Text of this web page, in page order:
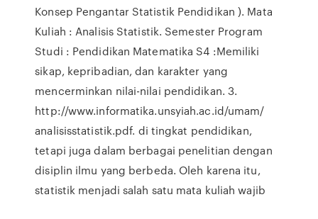
Konsep Pengantar Statistik Pendidikan ). Mata
Kuliah : Analisis Statistik. Semester Program
Studi : Pendidikan Matematika S4 :Memiliki
sikap, kepribadian, dan karakter yang
mencerminkan nilai-nilai pendidikan. 3.
http://www.informatika.unsyiah.ac.id/umam/
analisisstatistik.pdf. di tingkat pendidikan,
tetapi juga dalam berbagai penelitian dengan
disiplin ilmu yang berbeda. Oleh karena itu,
statistik menjadi salah satu mata kuliah wajib